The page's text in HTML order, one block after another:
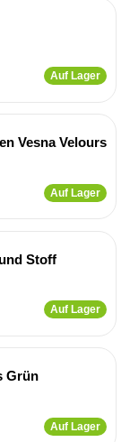
Auf Lager
Vesna Velours
Auf Lager
Stoff
Auf Lager
Grün
Auf Lager